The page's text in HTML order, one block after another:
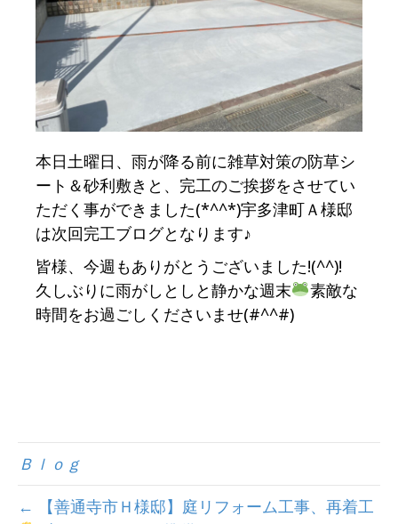
本日土曜日、雨が降る前に雑草対策の防草シ
ート＆砂利敷きと、完工のご挨拶をさせてい
ただく事ができました(*^^*)宇多津町Ａ様邸
は次回完工ブログとなります♪
皆様、今週もありがとうございました!(^^)!
久しぶりに雨がしとしと静かな週末
素敵な
時間をお過ごしくださいませ(#^^#)
Ｂｌｏｇ
← 【善通寺市Ｈ様邸】庭リフォーム工事、再着工